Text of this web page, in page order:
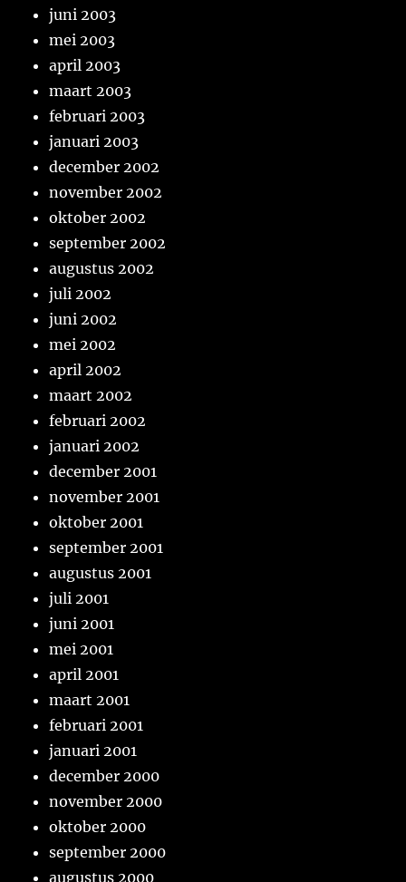
juni 2003
mei 2003
april 2003
maart 2003
februari 2003
januari 2003
december 2002
november 2002
oktober 2002
september 2002
augustus 2002
juli 2002
juni 2002
mei 2002
april 2002
maart 2002
februari 2002
januari 2002
december 2001
november 2001
oktober 2001
september 2001
augustus 2001
juli 2001
juni 2001
mei 2001
april 2001
maart 2001
februari 2001
januari 2001
december 2000
november 2000
oktober 2000
september 2000
augustus 2000